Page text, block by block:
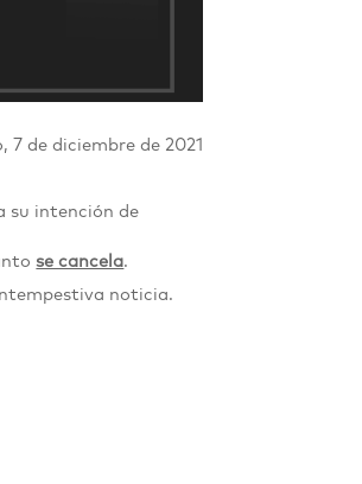
7 de diciembre de 2021
su intención de
se cancela.
noticia.